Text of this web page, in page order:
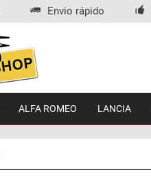
Envio rápido
ALFA ROMEO LANCIA